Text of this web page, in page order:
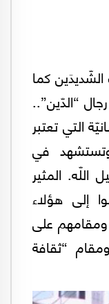
كما
“الدّين”..
التي تعتبر
في
المثير
إلى هؤلاء
على
“ثقافة